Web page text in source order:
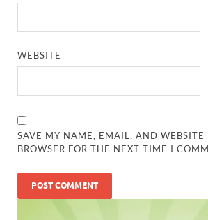
WEBSITE
SAVE MY NAME, EMAIL, AND WEBSITE
BROWSER FOR THE NEXT TIME I